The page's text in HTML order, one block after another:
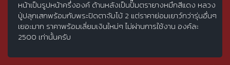
หน้าเป็นรูปหน้าครึ่งองค์ ด้านหลังเป็นปั๊มตรายางหมึกสีแดง หลวง
ปู่ปลุกเสกพร้อมกับพระปิดตาจัมโบ้ 2 แต่ราคาย่อมเยาว์กว่ารุ่นอื่นๆ
เยอะมาก ราคาพร้อมเลี่ยมเงินใหม่ๆ ไม่ผ่านการใช้งาน องค์ละ
2500 เท่านั้นครับ